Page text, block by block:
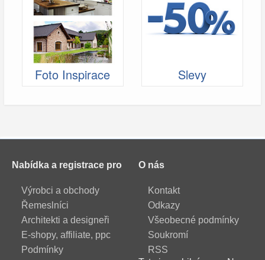
Foto Inspirace Slevy
Nabídka a registrace pro
Výrobci a obchody
Řemeslníci
Architekti a designeři
E-shopy, affiliate, ppc
Podmínky
O nás
Kontakt
Odkazy
Všeobecné podmínky
Soukromí
RSS